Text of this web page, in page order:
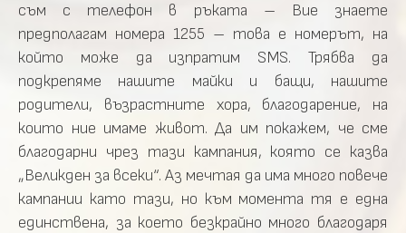
съм с телефон в ръката – Вие знаете
предполагам номера 1255 – това е номерът, на
който може да изпратим SMS. Трябва да
подкрепяме нашите майки и бащи, нашите
родители, възрастните хора, благодарение, на
които ние имаме живот. Да им покажем, че сме
благодарни чрез тази кампания, която се казва
„Великден за всеки“. Аз мечтая да има много повече
кампании като тази, но към момента тя е една
единствена, за което безкрайно много благодаря